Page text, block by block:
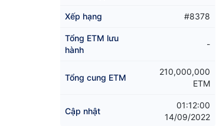
Xếp hạng #8378
Tổng ETM lưu
hành
-
Tổng cung ETM
210,000,000
ETM
Cập nhật
01:12:00
14/09/2022